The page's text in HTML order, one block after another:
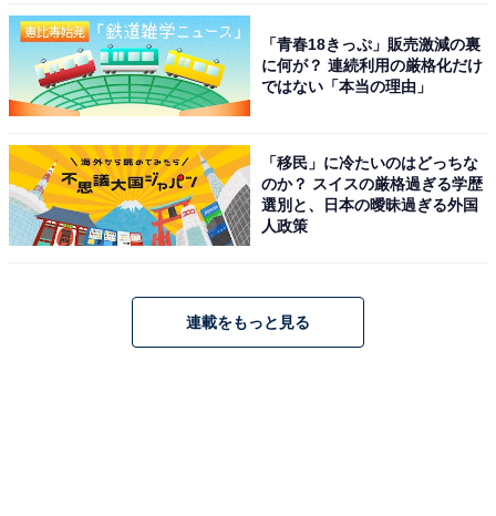
「青春18きっぷ」販売激減の裏
に何が？ 連続利用の厳格化だけ
ではない「本当の理由」
「移民」に冷たいのはどっちな
のか？ スイスの厳格過ぎる学歴
選別と、日本の曖昧過ぎる外国
人政策
連載をもっと見る